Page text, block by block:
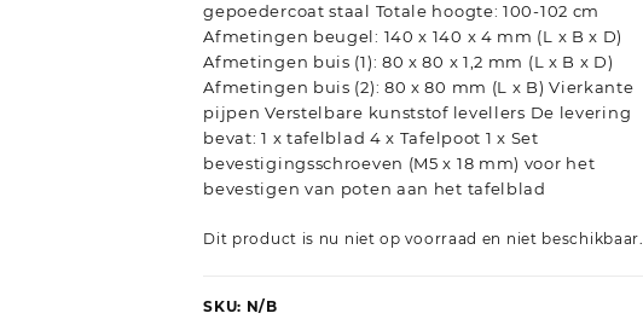
gepoedercoat staal Totale hoogte: 100-102 cm
Afmetingen beugel: 140 x 140 x 4 mm (L x B x D)
Afmetingen buis (1): 80 x 80 x 1,2 mm (L x B x D)
Afmetingen buis (2): 80 x 80 mm (L x B) Vierkante
pijpen Verstelbare kunststof levellers De levering
bevat: 1 x tafelblad 4 x Tafelpoot 1 x Set
bevestigingsschroeven (M5 x 18 mm) voor het
bevestigen van poten aan het tafelblad
Dit product is nu niet op voorraad en niet beschikbaar.
SKU: N/B